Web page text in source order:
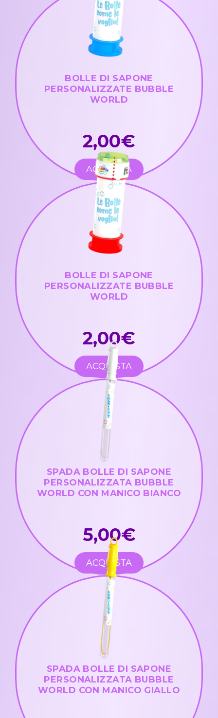
BOLLE DI SAPONE
PERSONALIZZATE BUBBLE
WORLD
2,00€
ACQUISTA
BOLLE DI SAPONE
PERSONALIZZATE BUBBLE
WORLD
2,00€
ACQUISTA
SPADA BOLLE DI SAPONE
PERSONALIZZATA BUBBLE
WORLD CON MANICO BIANCO
5,00€
ACQUISTA
SPADA BOLLE DI SAPONE
PERSONALIZZATA BUBBLE
WORLD CON MANICO GIALLO